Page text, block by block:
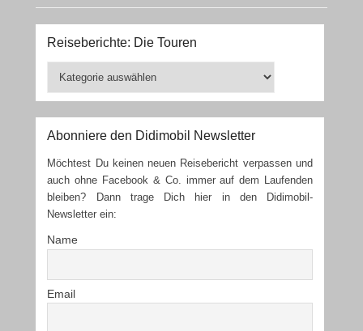
Reiseberichte: Die Touren
Touren
Abonniere den Didimobil Newsletter
Möchtest Du keinen neuen Reisebericht verpassen und
auch ohne Facebook & Co. immer auf dem Laufenden
bleiben? Dann trage Dich hier in den Didimobil-
Newsletter ein:
Name
Email